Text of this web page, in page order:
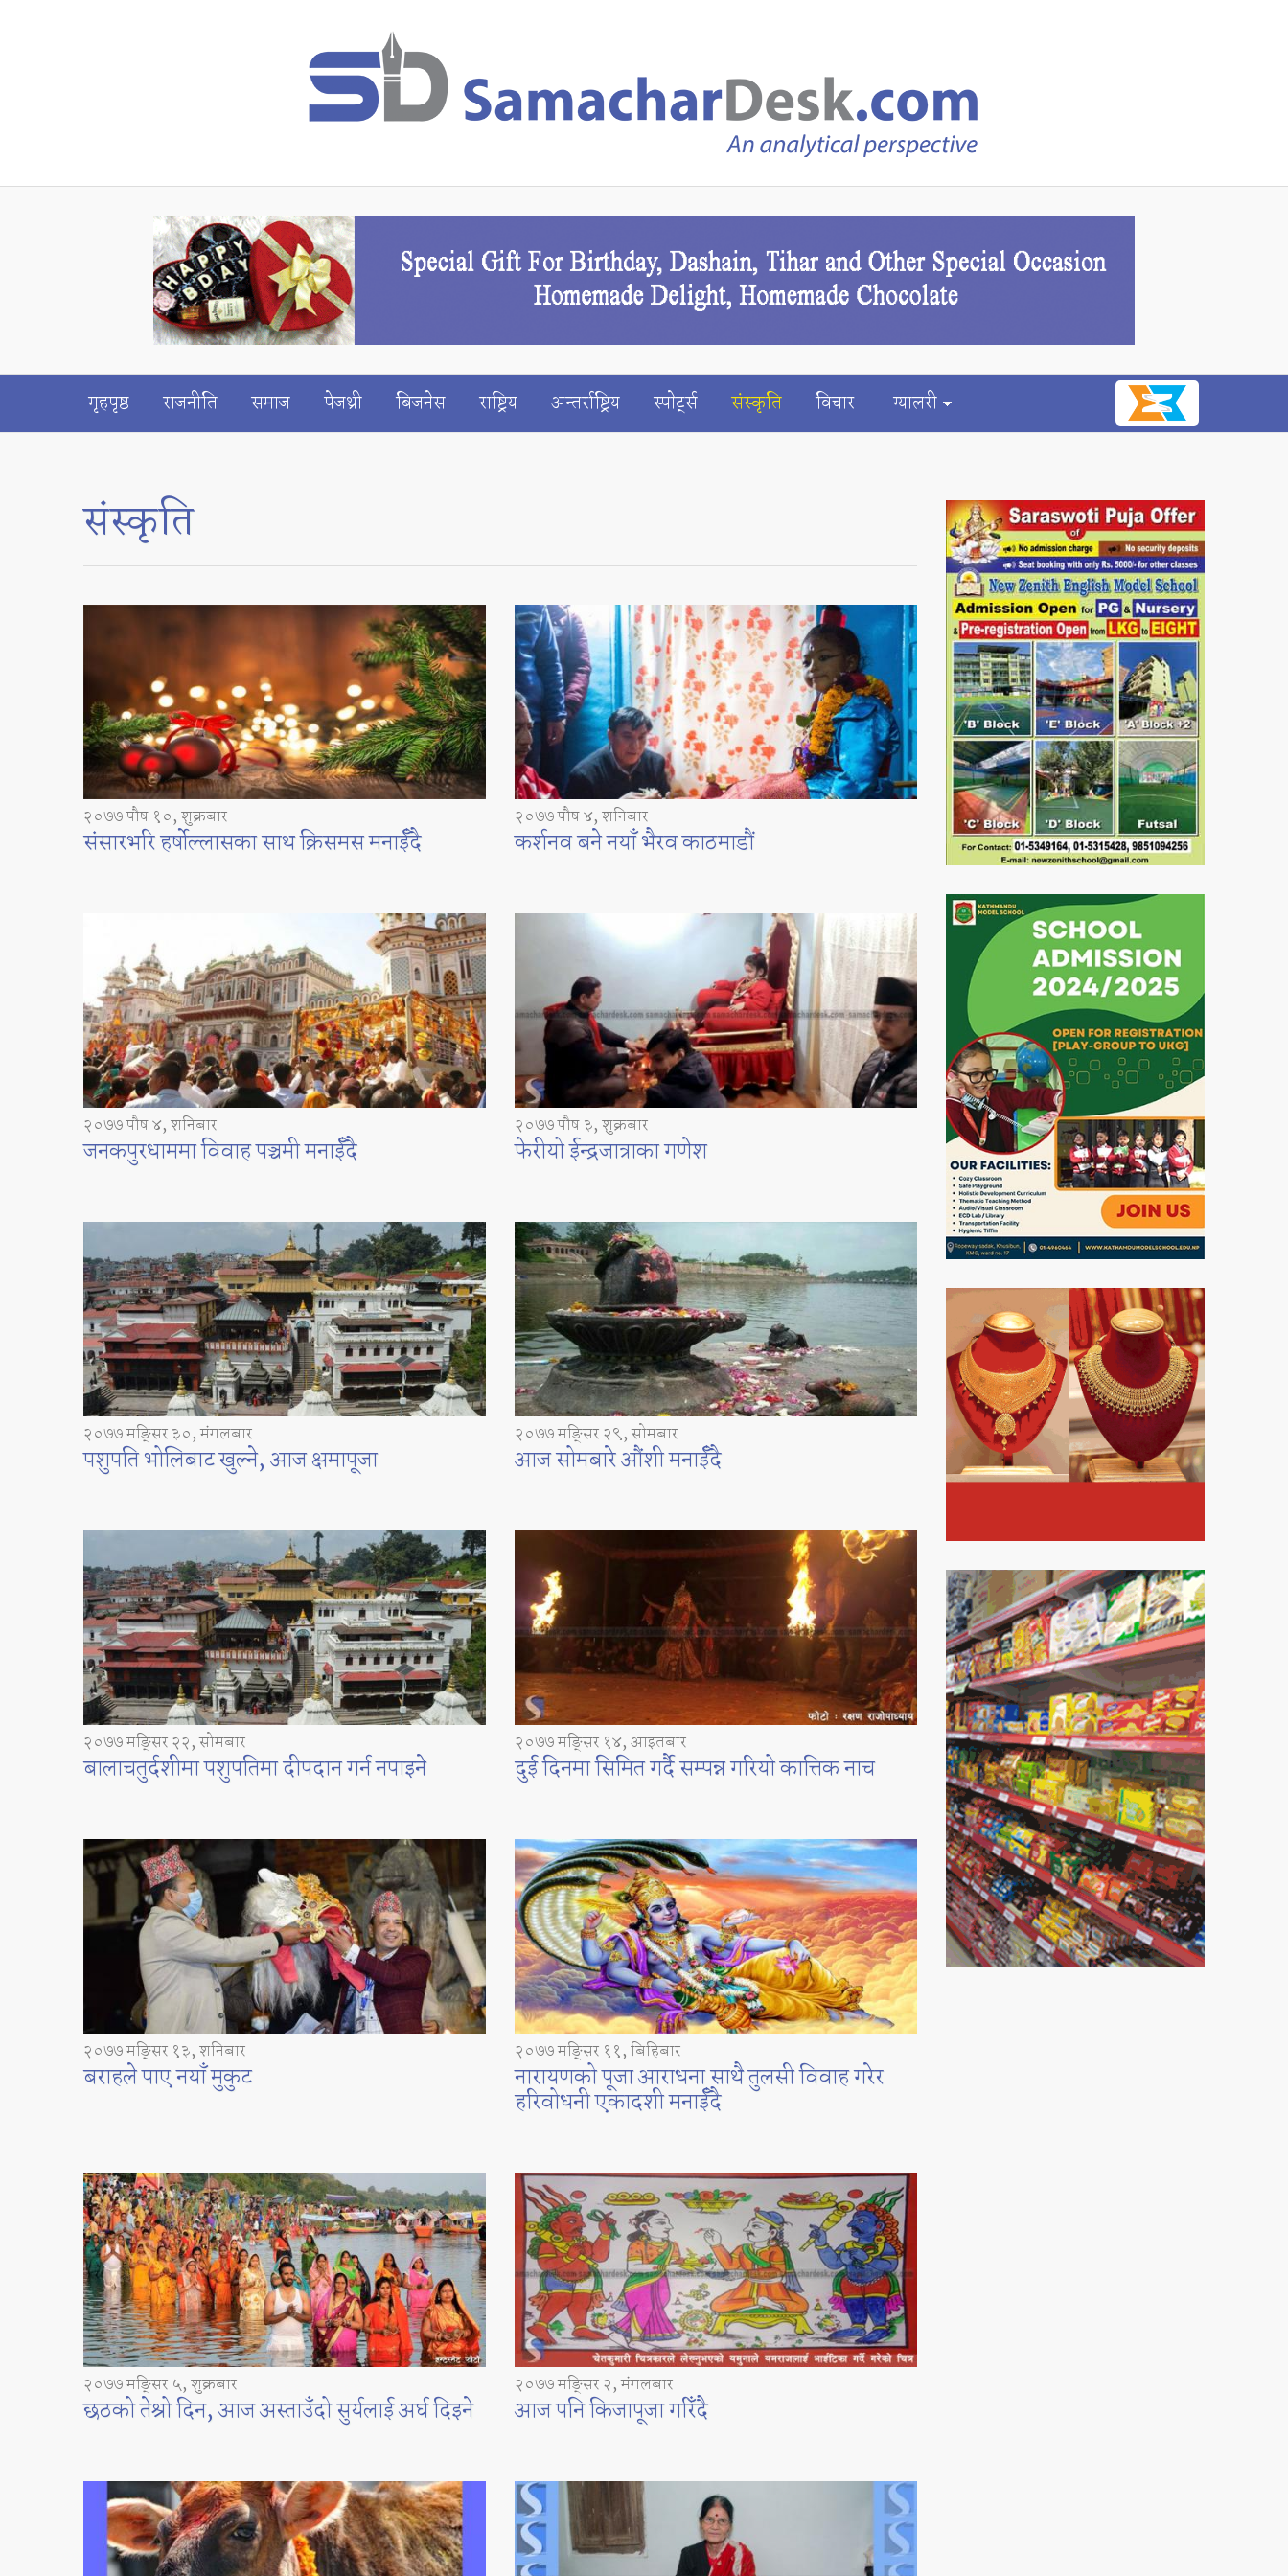
गृहपृष्ठ राजनीति समाज पेजथ्री बिजनेस राष्ट्रिय अन्तर्राष्ट्रिय स्पाेर्ट्स संस्कृति विचार ग्यालरी
संस्कृति
२०७७ पौष १०, शुक्रबार
संसारभरि हर्षोल्लासका साथ क्रिसमस मनाईँदै
२०७७ पौष ४, शनिबार
कर्शनव बने नयाँ भैरव काठमाडौं
२०७७ पौष ४, शनिबार
जनकपुरधाममा विवाह पञ्चमी मनाईँदै
२०७७ पौष ३, शुक्रबार
फेरीयो ईन्द्रजात्राका गणेश
२०७७ मङ्सिर ३०, मंगलबार
पशुपति भोलिबाट खुल्ने, आज क्षमापूजा
२०७७ मङ्सिर २९, सोमबार
आज सोमबारे औंशी मनाईँदै
२०७७ मङ्सिर २२, सोमबार
बालाचतुर्दशीमा पशुपतिमा दीपदान गर्न नपाइने
२०७७ मङ्सिर १४, आइतबार
दुई दिनमा सिमित गर्दै सम्पन्न गरियो कात्तिक नाच
२०७७ मङ्सिर १३, शनिबार
बराहले पाए नयाँ मुकुट
२०७७ मङ्सिर ११, बिहिबार
नारायणको पूजा आराधना साथै तुलसी विवाह गरेर
हरिवोधनी एकादशी मनाईँदै
२०७७ मङ्सिर ५, शुक्रबार
छठको तेश्रो दिन, आज अस्ताउँदो सुर्यलाई अर्घ दिइने
२०७७ मङ्सिर २, मंगलबार
आज पनि किजापूजा गरिँदै